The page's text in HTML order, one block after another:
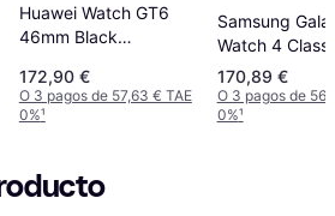
Huawei Watch GT6
46mm Black
172,90 €
O 3 pagos de 57,63 € TAE
0%¹
Samsung
Watch 4
46mm
170,89 €
O 3 pagos de
0%¹